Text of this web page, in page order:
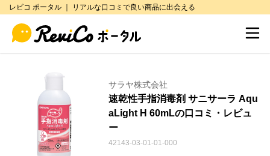
レビコ ポータル ｜ リアルな口コミで良い商品に出会える
サラヤ株式会社
速乾性手指消毒剤 サニサーラ Aqu
aLight H 60mLの口コミ・レビュ
ー
42143-03-01-01-000